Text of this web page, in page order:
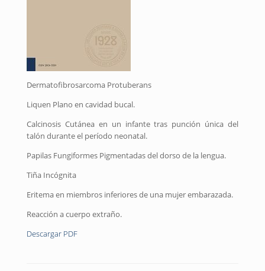
Dermatofibrosarcoma Protuberans
Liquen Plano en cavidad bucal.
Calcinosis Cutánea en un infante tras punción única del
talón durante el período neonatal.
Papilas Fungiformes Pigmentadas del dorso de la lengua.
Tiña Incógnita
Eritema en miembros inferiores de una mujer embarazada.
Reacción a cuerpo extraño.
Descargar PDF